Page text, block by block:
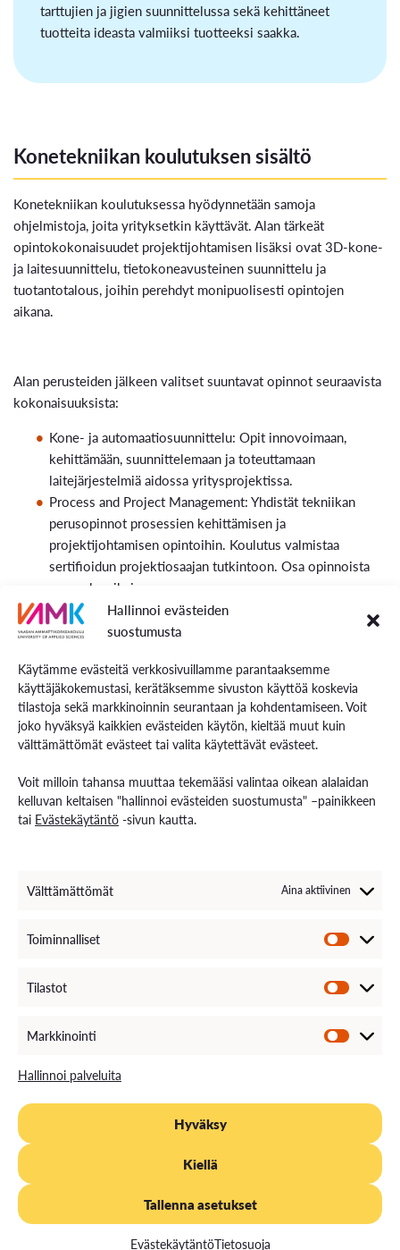
Hallinnoi evästeiden
suostumusta
Käytämme evästeitä verkkosivuillamme parantaaksemme
käyttäjäkokemustasi, kerätäksemme sivuston käyttöä koskevia
tilastoja sekä markkinoinnin seurantaan ja kohdentamiseen. Voit
joko hyväksyä kaikkien evästeiden käytön, kieltää muut kuin
välttämättömät evästeet tai valita käytettävät evästeet.
Voit milloin tahansa muuttaa tekemääsi valintaa oikean alalaidan
kelluvan keltaisen "hallinnoi evästeiden suostumusta" –painikkeen
tai Evästekäytäntö -sivun kautta.
Välttämättömät Aina aktiivinen
Toiminnalliset
Tilastot
Markkinointi
Hallinnoi palveluita
Hyväksy
Kiellä
Tallenna asetukset
EvästekäytäntöTietosuoja
tarttujien ja jigien suunnittelussa sekä kehittäneet
tuotteita ideasta valmiiksi tuotteeksi saakka.
Konetekniikan koulutuksen sisältö
Konetekniikan koulutuksessa hyödynnetään samoja
ohjelmistoja, joita yrityksetkin käyttävät. Alan tärkeät
opintokokonaisuudet projektijohtamisen lisäksi ovat 3D-kone-
ja laitesuunnittelu, tietokoneavusteinen suunnittelu ja
tuotantotalous, joihin perehdyt monipuolisesti opintojen
aikana.
Alan perusteiden jälkeen valitset suuntavat opinnot seuraavista
kokonaisuuksista:
Kone- ja automaatiosuunnittelu: Opit innovoimaan,
kehittämään, suunnittelemaan ja toteuttamaan
laitejärjestelmiä aidossa yritysprojektissa.
Process and Project Management: Yhdistät tekniikan
perusopinnot prosessien kehittämisen ja
projektijohtamisen opintoihin. Koulutus valmistaa
sertifioidun projektiosaajan tutkintoon. Osa opinnoista
on englanniksi.
Projektiopinnot: Työskentelet yrityksen oikeassa
projektissa joko Suomessa tai ulkomailla.
kirjallisia tehtäviä ja raportoit oppimaasi.
Suunnittelemme ja päivitämme tutkintojen sisältöä
työelämän tarpeita. Pidätämme oikeuden muutoksiin.
Konetekniikan ala ja ammatit